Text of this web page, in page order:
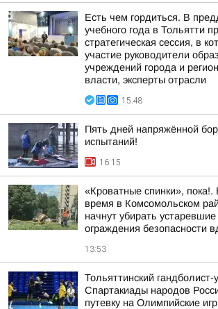
Есть чем гордиться. В
учебного года в Тольятти
стратегическая сессия, в
участие руководители
учреждений города и
власти, эксперты отрасли
15:48
Пять дней напряжённой
испытаний!
16:15
«Кроватные спинки»,
время в Комсомольском
начнут убирать
ограждения безопасности
13:53
Тольяттинский гандболист-
Спартакиады народов
путевку на Олимпийские